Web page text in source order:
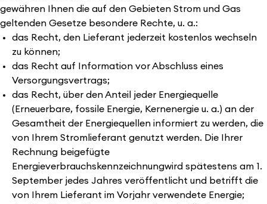
gewähren Ihnen die auf den Gebieten Strom und Gas
geltenden Gesetze besondere Rechte, u. a.:
das Recht, den Lieferant jederzeit kostenlos wechseln
zu können;
das Recht auf Information vor Abschluss eines
Versorgungsvertrags;
das Recht, über den Anteil jeder Energiequelle
(Erneuerbare, fossile Energie, Kernenergie u. a.) an der
Gesamtheit der Energiequellen informiert zu werden, die
von Ihrem Stromlieferant genutzt werden. Die Ihrer
Rechnung beigefügte
Energieverbrauchskennzeichnungwird spätestens am 1.
September jedes Jahres veröffentlicht und betrifft die
von Ihrem Lieferant im Vorjahr verwendete Energie;